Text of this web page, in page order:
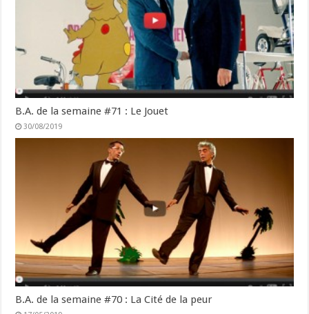
B.A. de la semaine #71 : Le Jouet
30/08/2019
B.A. de la semaine #70 : La Cité de la peur